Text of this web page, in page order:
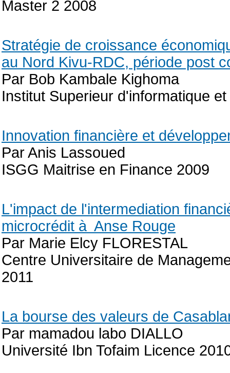
Master 2 2008
Stratégie de croissance
au Nord Kivu-RDC, période post
Par Bob Kambale Kighoma
Institut Superieur d'informatique
Innovation financière et
Par Anis Lassoued
ISGG Maitrise en Finance 2009
L'impact de l'intermediation
microcrédit à Anse Rouge
Par Marie Elcy FLORESTAL
Centre Universitaire de
2011
La bourse des valeurs de
Par mamadou labo DIALLO
Université Ibn Tofaim Licence